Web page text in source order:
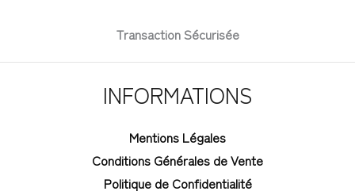
Transaction Sécurisée
INFORMATIONS
Mentions Légales
Conditions Générales de Vente
Politique de Confidentialité